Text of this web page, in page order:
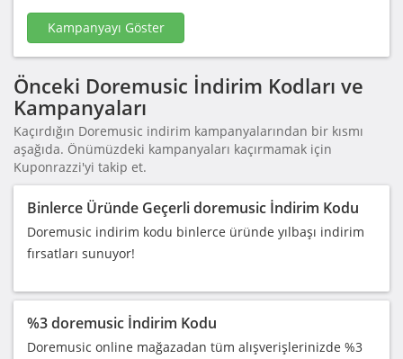
Kampanyayı Göster
Önceki Doremusic İndirim Kodları ve
Kampanyaları
Kaçırdığın Doremusic indirim kampanyalarından bir kısmı
aşağıda. Önümüzdeki kampanyaları kaçırmamak için
Kuponrazzi'yi takip et.
Binlerce Üründe Geçerli doremusic İndirim Kodu
Doremusic indirim kodu binlerce üründe yılbaşı indirim
fırsatları sunuyor!
%3 doremusic İndirim Kodu
Doremusic online mağazadan tüm alışverişlerinizde %3